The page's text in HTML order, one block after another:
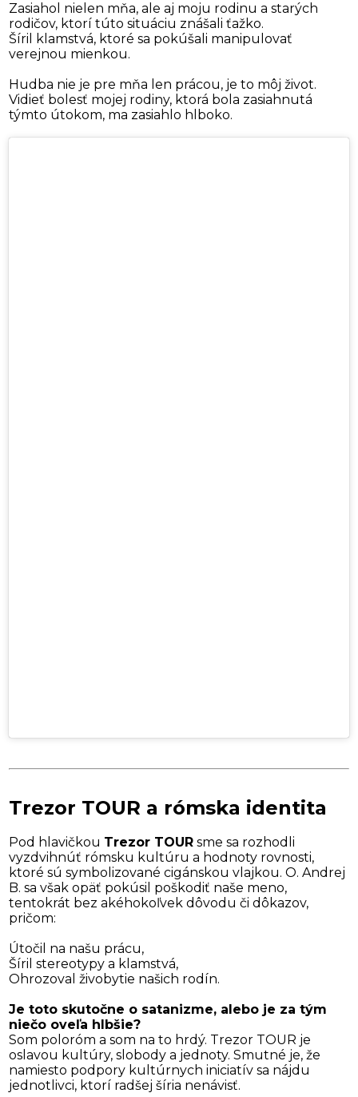
Zasiahol nielen mňa, ale aj moju rodinu a starých
rodičov, ktorí túto situáciu znášali ťažko.
Šíril klamstvá, ktoré sa pokúšali manipulovať
verejnou mienkou.
Hudba nie je pre mňa len prácou, je to môj život.
Vidieť bolesť mojej rodiny, ktorá bola zasiahnutá
týmto útokom, ma zasiahlo hlboko.
Trezor TOUR a rómska identita
Pod hlavičkou Trezor TOUR sme sa rozhodli
vyzdvihnúť rómsku kultúru a hodnoty rovnosti,
ktoré sú symbolizované cigánskou vlajkou. O. Andrej
B. sa však opäť pokúsil poškodiť naše meno,
tentokrát bez akéhokoľvek dôvodu či dôkazov,
pričom:
Útočil na našu prácu,
Šíril stereotypy a klamstvá,
Ohrozoval živobytie našich rodín.
Je toto skutočne o satanizme, alebo je za tým
niečo oveľa hlbšie?
Som poloróm a som na to hrdý. Trezor TOUR je
oslavou kultúry, slobody a jednoty. Smutné je, že
namiesto podpory kultúrnych iniciatív sa nájdu
jednotlivci, ktorí radšej šíria nenávisť.